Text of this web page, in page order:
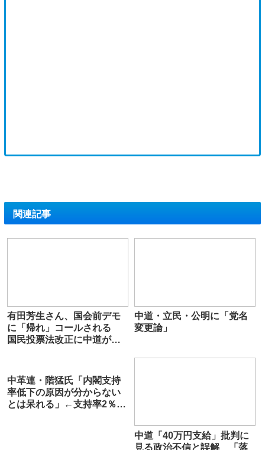
関連記事
有田芳生さん、国会前デモ
に「帰れ」コールされる
国民投票法改正に中道が賛
中道・立民・公明に「党名
変更論」
中革連・階猛氏「内閣支持
率低下の原因が分からない
とは呆れる」←支持率2％が
中道「40万円支給」批判に
見る政治不信と誤解 「落